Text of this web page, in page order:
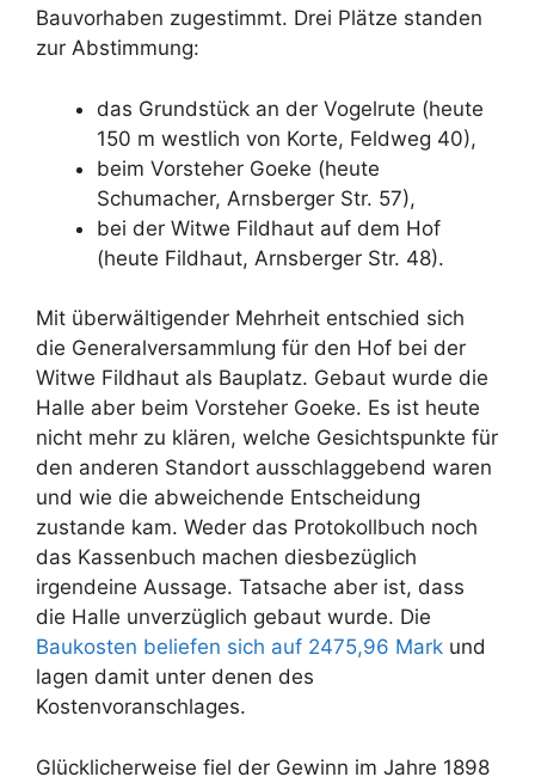
Bauvorhaben zugestimmt. Drei Plätze standen
zur Abstimmung:
das Grundstück an der Vogelrute (heute
150 m westlich von Korte, Feldweg 40),
beim Vorsteher Goeke (heute
Schumacher, Arnsberger Str. 57),
bei der Witwe Fildhaut auf dem Hof
(heute Fildhaut, Arnsberger Str. 48).
Mit überwältigender Mehrheit entschied sich
die Generalversammlung für den Hof bei der
Witwe Fildhaut als Bauplatz. Gebaut wurde die
Halle aber beim Vorsteher Goeke. Es ist heute
nicht mehr zu klären, welche Gesichtspunkte für
den anderen Standort ausschlaggebend waren
und wie die abweichende Entscheidung
zustande kam. Weder das Protokollbuch noch
das Kassenbuch machen diesbezüglich
irgendeine Aussage. Tatsache aber ist, dass
die Halle unverzüglich gebaut wurde. Die
Baukosten beliefen sich auf 2475,96 Mark und
lagen damit unter denen des
Kostenvoranschlages.
Glücklicherweise fiel der Gewinn im Jahre 1898